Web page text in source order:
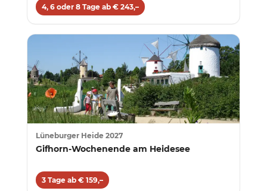
4, 6 oder 8 Tage ab € 243,–
Lüneburger Heide 2027
Gifhorn-Wochenende am Heidesee
3 Tage ab € 159,–